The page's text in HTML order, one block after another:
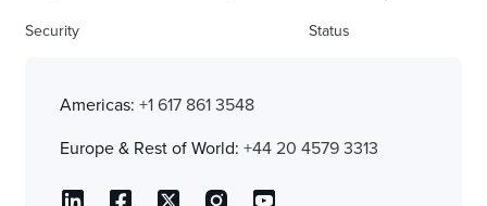
Security Status
Americas: +1 617 861 3548
Europe & Rest of World: +44 20 4579 3313